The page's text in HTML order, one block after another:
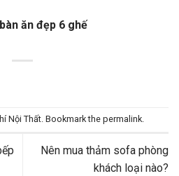
ăn đẹp 6 ghế
Nội Thất. Bookmark the permalink.
Nên mua thảm sofa phòng
khách loại nào?